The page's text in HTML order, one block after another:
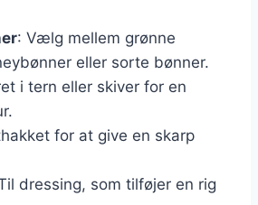
: Vælg mellem grønne
eller sorte bønner.
i tern eller skiver for en
for at give en skarp
dressing, som tilføjer en rig